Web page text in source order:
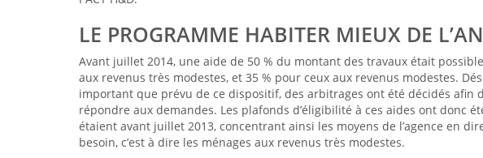
LE PROGRAMME HABITER MIEUX DE
Avant juillet 2014, une aide de 50 % du montant des travaux était
aux revenus très modestes, et 35 % pour ceux aux revenus modestes.
important que prévu de ce dispositif, des arbitrages ont été décidés afin
répondre aux demandes. Les plafonds d’éligibilité à ces aides ont donc
étaient avant juillet 2013, concentrant ainsi les moyens de l’agence en
besoin, c’est à dire les ménages aux revenus très modestes.